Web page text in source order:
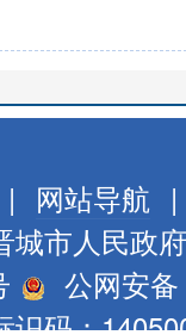
| 网站导航 |
城市人民政府
公网安
识码：